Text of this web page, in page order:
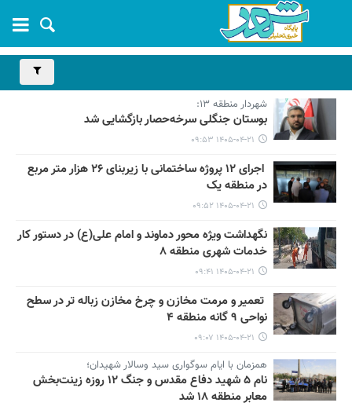
شهردار منطقه ۱۳:
بوستان جنگلی سرخه‌حصار بازگشایی شد
۱۴۰۵-۰۴-۲۱ ۰۹:۵۳
اجرای ۱۲ پروژه ساختمانی با زیربنای ۲۶ هزار متر مربع
در منطقه یک
۱۴۰۵-۰۴-۲۱ ۰۹:۵۲
نگهداشت ویژه محور دماوند و امام علی(ع) در دستور کار
خدمات شهری منطقه ۸
۱۴۰۵-۰۴-۲۱ ۰۹:۴۱
تعمیر و مرمت مخازن و چرخ مخازن زباله تر در سطح
نواحی ۹ گانه منطقه ۴
۱۴۰۵-۰۴-۲۱ ۰۹:۰۷
همزمان با ایام سوگواری سید وسالار شهیدان؛
نام ۵ شهید دفاع مقدس و جنگ ۱۲ روزه زینت‌بخش
معابر منطقه ۱۸ شد